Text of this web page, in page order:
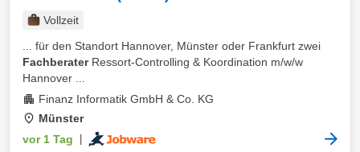
Vollzeit
... für den Standort Hannover, Münster oder Frankfurt zwei
FachberaterRessort-Controlling & Koordination m/w/w
Hannover ...
Finanz Informatik GmbH & Co. KG
Münster
vor 1 Tag